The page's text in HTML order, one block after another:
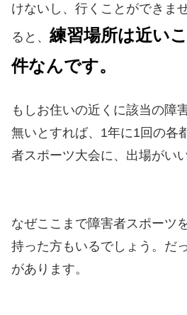
けないし、行くことができま
ると、 練習場所は近い
件なんです。
もしお住いの近くに該当の障
無いとすれば、1年に1回の各
者スポーツ大会に、出場がい
なぜここまで障害者スポーツ
持った方もいるでしょう。だ
があります。